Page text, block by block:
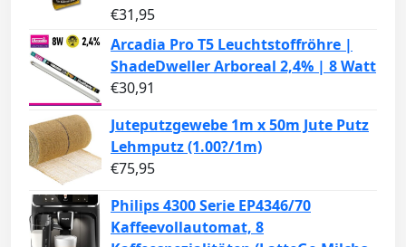
€31,95
Arcadia Pro T5 Leuchtstoffröhre |
ShadeDweller Arboreal 2,4% | 8 Watt
€30,91
Juteputzgewebe 1m x 50m Jute Putz
Lehmputz (1.00?/1m)
€75,95
Philips 4300 Serie EP4346/70
Kaffeevollautomat, 8